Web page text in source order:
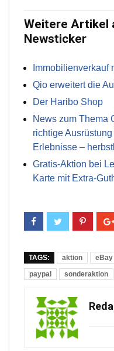
Weitere Artikel
Newsticker
Immobilienverkauf
Qio erweitert die
Der Haribo Shop
News zum Thema
richtige
Erlebnisse –
Gratis-Aktion bei
Karte mit Extra-
TAGS: aktion eBay
paypal
sonderaktion